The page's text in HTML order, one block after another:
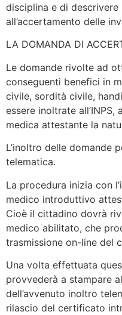
disciplina e di
all’accertamento delle
LA DOMANDA DI
Le domande rivolte ad
conseguenti benefici in
civile, sordità civile,
essere inoltrate
medica attestante la
L’inoltro delle domande
telematica.
La procedura inizia con
medico introduttivo
Cioè il cittadino dovrà
medico abilitato, che
trasmissione on-line del
Una volta effettuata
provvederà a stampare
dell’avvenuto inoltro
rilascio del certificato